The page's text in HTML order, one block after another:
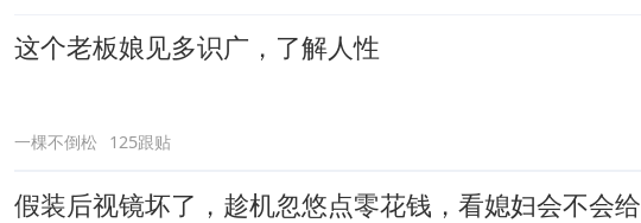
这个老板娘见多识广，了解人性
一棵不倒松 125跟贴
假装后视镜坏了，趁机忽悠点零花钱，看媳妇会不会给